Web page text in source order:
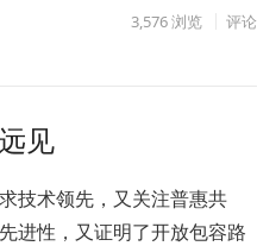
3,576浏览 评论
见
技术领先，又关注普惠共
进性，又证明了开放包容路